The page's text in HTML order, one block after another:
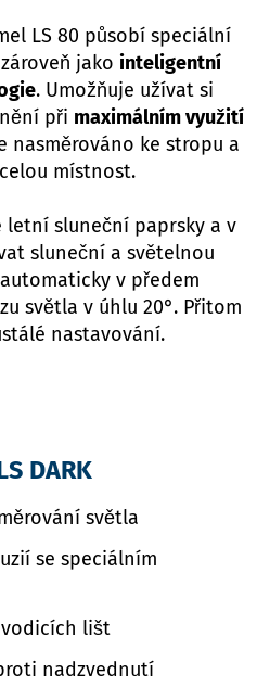
LS 80 působí speciální
jako inteligentní
. Umožňuje užívat si
při maximálním využití
nasměrováno ke stropu a
místnost.
sluneční paprsky a v
sluneční a světelnou
v předem
světla v úhlu 20°. Přitom
nastavování.
DARK
světla
se speciálním
lišt
nadzvednutí